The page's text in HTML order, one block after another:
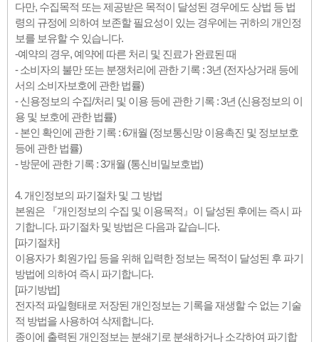
다만, 수집목적 또는 제공받은 목적이 달성된 경우에도 상법 등 법
령의 규정에 의하여 보존할 필요성이 있는 경우에는 귀하의 개인정
보를 보유할 수 있습니다.
-예약의 경우, 예약에 따른 처리 및 진료가 완료된 때
- 소비자의 불만 또는 분쟁처리에 관한 기록 : 3년 (전자상거래 등에
서의 소비자보호에 관한 법률)
- 신용정보의 수집/처리 및 이용 등에 관한 기록 : 3년 (신용정보의 이
용 및 보호에 관한 법률)
- 본인 확인에 관한 기록 : 6개월 (정보통신망 이용촉진 및 정보보호
등에 관한 법률)
- 방문에 관한 기록 : 3개월 (통신비밀보호법)
4. 개인정보의 파기절차 및 그 방법
본원은 『개인정보의 수집 및 이용목적』이 달성된 후에는 즉시 파
기합니다. 파기절차 및 방법은 다음과 같습니다.
[파기절차]
이용자가 회원가입 등을 위해 입력한 정보는 목적이 달성된 후 파기
방법에 의하여 즉시 파기합니다.
[파기방법]
전자적 파일형태로 저장된 개인정보는 기록을 재생할 수 없는 기술
적 방법을 사용하여 삭제합니다.
종이에 출력된 개인정보는 분쇄기로 분쇄하거나 소각하여 파기합